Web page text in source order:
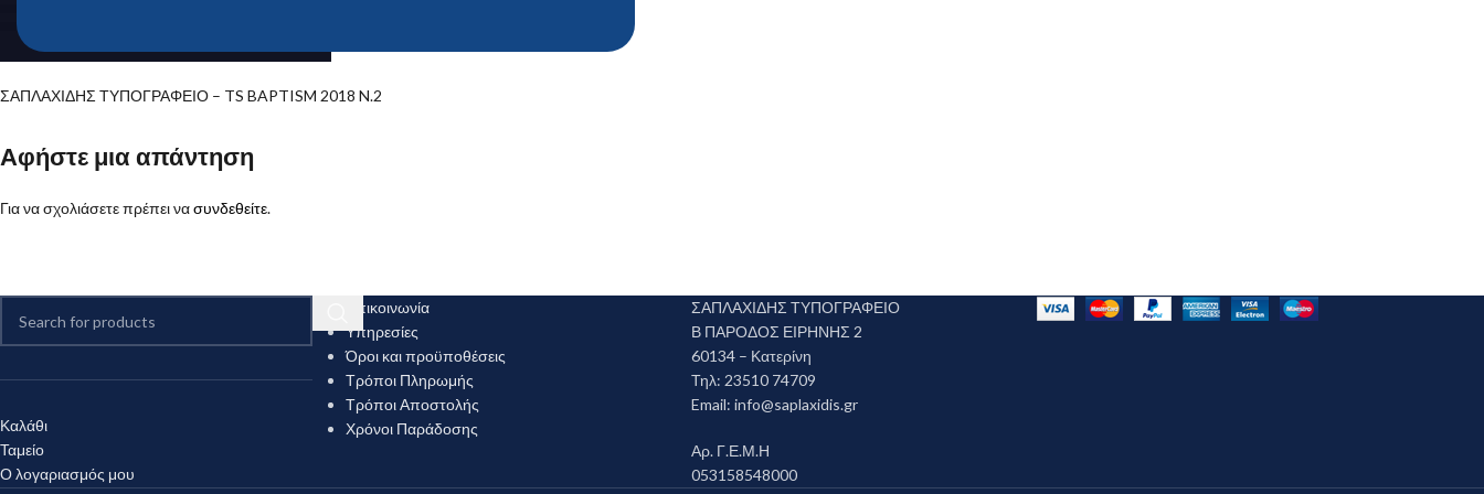
ΣΑΠΛΑΧΙΔΗΣ ΤΥΠΟΓΡΑΦΕΙΟ – TS BAPTISM 2018 N.2
Αφήστε μια απάντηση
Για να σχολιάσετε πρέπει νασυνδεθείτε.
Καλάθι
Ταμείο
Ο λογαριασμός μου
Επικοινωνία
Υπηρεσίες
Όροι και προϋποθέσεις
Τρόποι Πληρωμής
Τρόποι Αποστολής
Χρόνοι Παράδοσης
ΣΑΠΛΑΧΙΔΗΣ ΤΥΠΟΓΡΑΦΕΙΟ
Β ΠΑΡΟΔΟΣ ΕΙΡΗΝΗΣ 2
60134 – Κατερίνη
Τηλ: 23510 74709
Email: info@saplaxidis.gr
Αρ. Γ.Ε.Μ.Η
053158548000